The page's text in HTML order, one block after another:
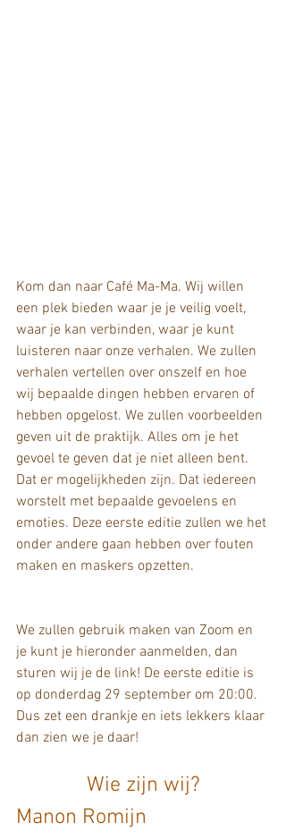
Kom dan naar Café Ma-Ma. Wij willen
een plek bieden waar je je veilig voelt,
waar je kan verbinden, waar je kunt
luisteren naar onze verhalen. We zullen
verhalen vertellen over onszelf en hoe
wij bepaalde dingen hebben ervaren of
hebben opgelost. We zullen voorbeelden
geven uit de praktijk. Alles om je het
gevoel te geven dat je niet alleen bent.
Dat er mogelijkheden zijn. Dat iedereen
worstelt met bepaalde gevoelens en
emoties. Deze eerste editie zullen we het
onder andere gaan hebben over fouten
maken en maskers opzetten.
We zullen gebruik maken van Zoom en
je kunt je hieronder aanmelden, dan
sturen wij je de link! De eerste editie is
op donderdag 29 september om 20:00.
Dus zet een drankje en iets lekkers klaar
dan zien we je daar!
Wie zijn wij?
Manon Romijn